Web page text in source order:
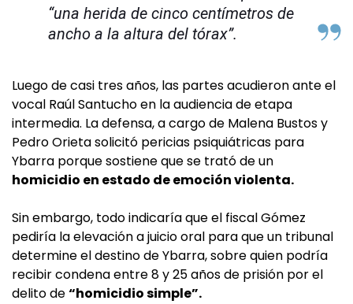
“una herida de cinco centímetros de
ancho a la altura del tórax”.
Luego de casi tres años, las partes acudieron ante el
vocal Raúl Santucho en la audiencia de etapa
intermedia. La defensa, a cargo de Malena Bustos y
Pedro Orieta solicitó pericias psiquiátricas para
Ybarra porque sostiene que se trató de un
homicidio en estado de emoción violenta.
Sin embargo, todo indicaría que el fiscal Gómez
pediría la elevación a juicio oral para que un tribunal
determine el destino de Ybarra, sobre quien podría
recibir condena entre 8 y 25 años de prisión por el
delito de“homicidio simple”.